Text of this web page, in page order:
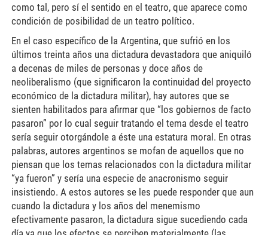
como tal, pero sí el sentido en el teatro, que aparece como
condición de posibilidad de un teatro político.
En el caso específico de la Argentina, que sufrió en los
últimos treinta años una dictadura devastadora que aniquiló
a decenas de miles de personas y doce años de
neoliberalismo (que significaron la continuidad del proyecto
económico de la dictadura militar), hay autores que se
sienten habilitados para afirmar que “los gobiernos de facto
pasaron” por lo cual seguir tratando el tema desde el teatro
sería seguir otorgándole a éste una estatura moral. En otras
palabras, autores argentinos se mofan de aquellos que no
piensan que los temas relacionados con la dictadura militar
“ya fueron” y sería una especie de anacronismo seguir
insistiendo. A estos autores se les puede responder que aun
cuando la dictadura y los años del menemismo
efectivamente pasaron, la dictadura sigue sucediendo cada